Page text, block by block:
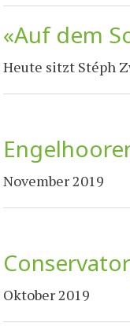
«Auf dem
Heute sitzt Stéph
November 2019
Oktober 2019